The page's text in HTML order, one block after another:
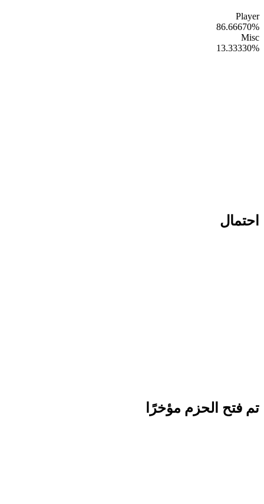
Player
86.66670%
Misc
13.33330%
احتمال
تم فتح الحزم مؤخرًا